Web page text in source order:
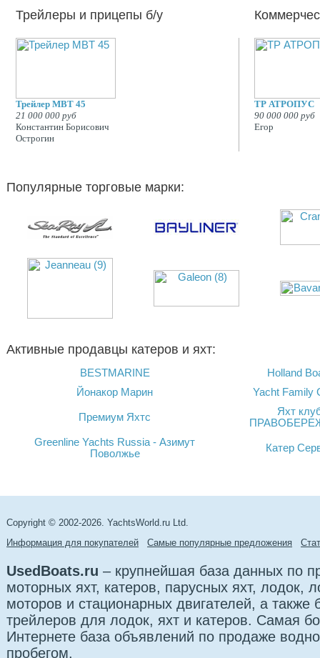
Трейлеры и прицепы б/у
Трейлер MBT 45
21 000 000 руб
Константин Борисович
Острогин
ТР АТРОПУС
90 000 000 руб
Егор
Популярные торговые марки:
Активные продавцы катеров и яхт:
BESTMARINE
Holland
Йонакор Марин
Yacht Family
Премиум Яхтс
Яхт
Greenline Yachts Russia - Азимут
Поволжье
Катер
Copyright © 2002-2026. YachtsWorld.ru Ltd.
Информация для покупателей
Самые популярные предложения
UsedBoats.ru – крупнейшая база данных по
моторных яхт, катеров, парусных яхт, лодок,
моторов и стационарных двигателей, а также
трейлеров для лодок, яхт и катеров. Самая
Интернете база объявлений по продаже
пробегом.